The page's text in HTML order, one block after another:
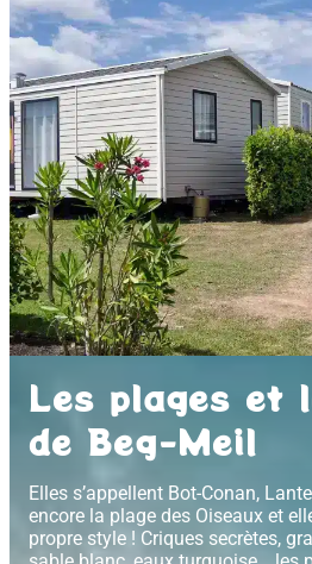
Les plages et
de Beg-Meil
Elles s’appellent Bot-Conan,
encore la plage des Oiseaux et
propre style ! Criques secrètes,